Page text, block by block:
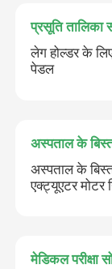
प्रसूति
लेग होल्डर के
पेडल
अस्पताल के
अस्पताल के
एक्ट्यूएटर मोटर
मेडिकल परीक्षा